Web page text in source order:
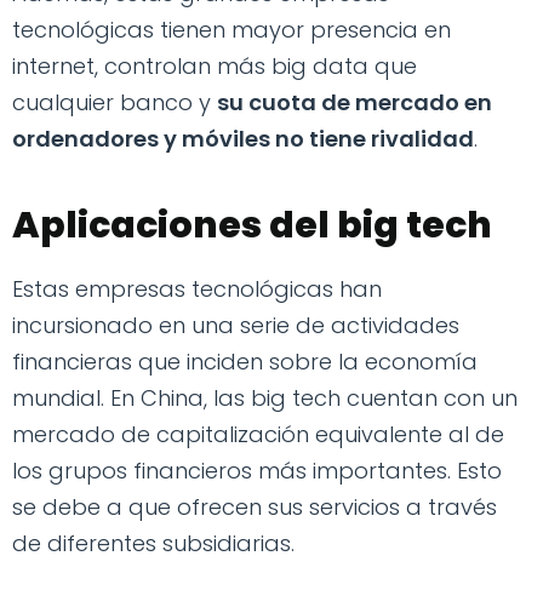
tecnológicas tienen mayor presencia en
internet, controlan más big data que
cualquier banco y su cuota de mercado en
ordenadores y móviles no tiene rivalidad.
Aplicaciones del big tech
Estas empresas tecnológicas han
incursionado en una serie de actividades
financieras que inciden sobre la economía
mundial. En China, las big tech cuentan con un
mercado de capitalización equivalente al de
los grupos financieros más importantes. Esto
se debe a que ofrecen sus servicios a través
de diferentes subsidiarias.